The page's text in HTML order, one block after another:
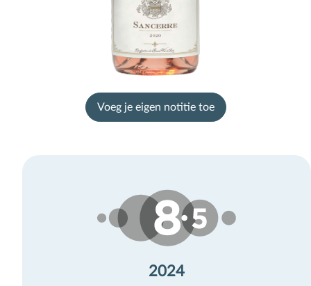
Voeg je eigen notitie toe
2024